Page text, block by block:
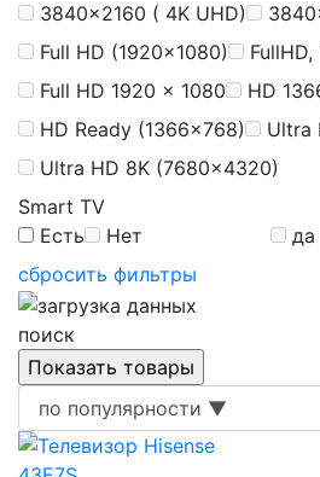
3840x2160 ( 4K UHD)
Full HD (1920x1080)
Full HD 1920 x 1080
HD
HD Ready (1366x768)
Ultra
Ultra HD 8K (7680x4320)
Smart TV
Есть
Нет
да
сбросить фильтры
поиск